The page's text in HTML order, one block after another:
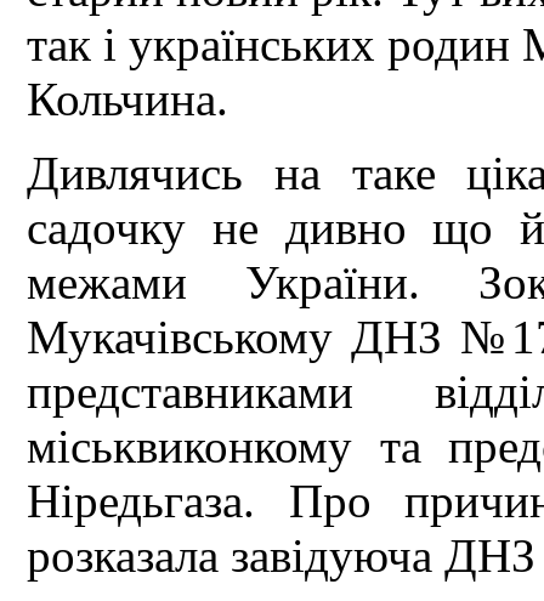
так і українських родин
Кольчина.
Дивлячись на таке
садочку не дивно що
межами України.
Мукачівському ДНЗ
представниками
міськвиконкому та
Ніредьгаза. Про
розказала завідуюча